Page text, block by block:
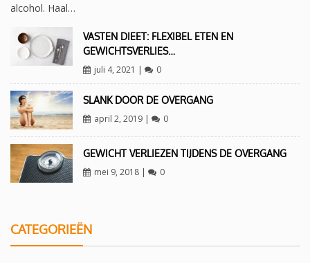
alcohol. Haal…
VASTEN DIEET: FLEXIBEL ETEN EN
GEWICHTSVERLIES…
juli 4, 2021 | 0
SLANK DOOR DE OVERGANG
april 2, 2019| 0
GEWICHT VERLIEZEN TIJDENS DE OVERGANG
mei 9, 2018| 0
CATEGORIEËN